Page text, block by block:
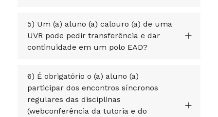
5) Um (a) aluno (a) calouro (a) de uma
UVR pode pedir transferência e dar
continuidade em um polo EAD?
6) É obrigatório o (a) aluno (a)
participar dos encontros síncronos
regulares das disciplinas
(webconferência da tutoria e do